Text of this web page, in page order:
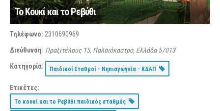
Το Κουκί και το Ρεβύθι
Τηλέφωνο: 2310690969
Διεύθυνση: Πραξιτέλους 15, Παλαιόκαστρο, Ελλάδα 57013
Κατηγορία: Παιδικοί Σταθμοί - Νηπιαγωγεία - ΚΔΑΠ
Ετικέτες:
Το κουκί και το Ρεβύθι παιδικός σταθμός